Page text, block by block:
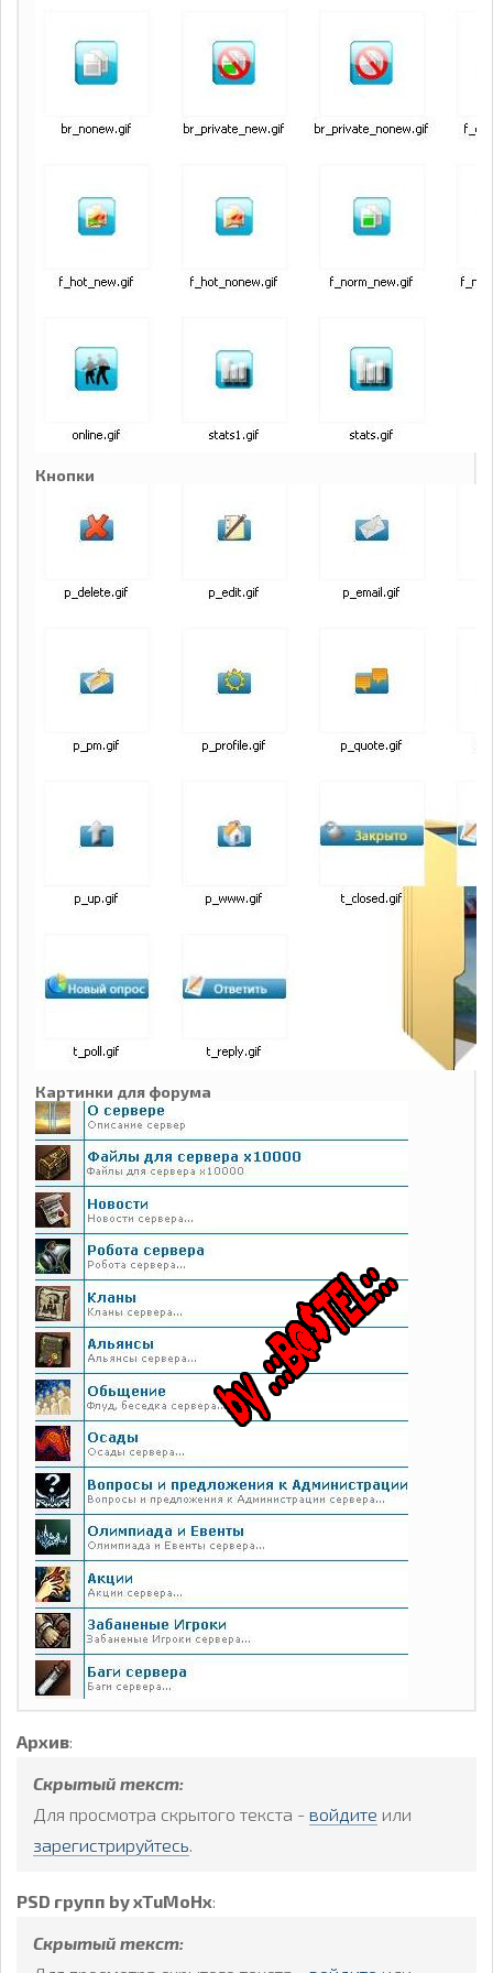
Кнопки
Картинки для форума
Архив:
Скрытый текст:
Для просмотра скрытого текста - войдите или
зарегистрируйтесь
PSD групп by xTuMoHx:
Скрытый текст: